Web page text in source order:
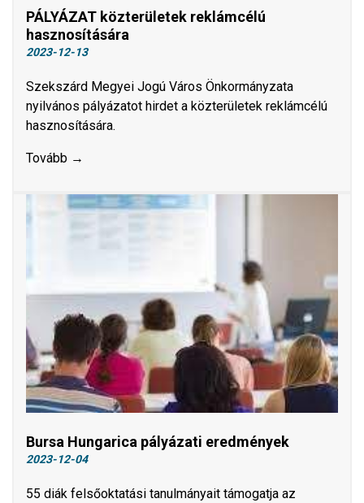
PÁLYÁZAT közterületek reklámcélú
hasznosítására
2023-12-13
Szekszárd Megyei Jogú Város Önkormányzata
nyilvános pályázatot hirdet a közterületek reklámcélú
hasznosítására.
Tovább →
Bursa Hungarica pályázati eredmények
2023-12-04
55 diák felsőoktatási tanulmányait támogatja az